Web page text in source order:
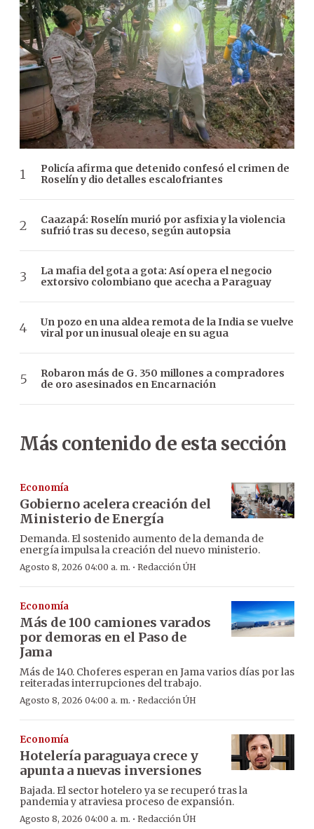
Policía afirma que detenido confesó el crimen de
Roselín y dio detalles escalofriantes
Caazapá: Roselín murió por asfixia y la violencia
sufrió tras su deceso, según autopsia
La mafia del gota a gota: Así opera el negocio
extorsivo colombiano que acecha a Paraguay
Un pozo en una aldea remota de la India se vuelve
viral por un inusual oleaje en su agua
Robaron más de G. 350 millones a compradores
de oro asesinados en Encarnación
Más contenido de esta sección
Economía
Gobierno acelera creación del
Ministerio de Energía
Demanda. El sostenido aumento de la demanda de
energía impulsa la creación del nuevo ministerio.
Agosto 8, 2026 04:00 a. m. · Redacción ÚH
Economía
Más de 100 camiones varados
por demoras en el Paso de
Jama
Más de 140. Choferes esperan en Jama varios días por las
reiteradas interrupciones del trabajo.
Agosto 8, 2026 04:00 a. m. · Redacción ÚH
Economía
Hotelería paraguaya crece y
apunta a nuevas inversiones
Bajada. El sector hotelero ya se recuperó tras la
pandemia y atraviesa proceso de expansión.
Agosto 8, 2026 04:00 a. m. · Redacción ÚH